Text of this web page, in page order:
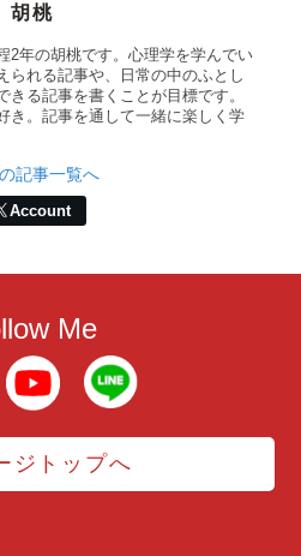
胡桃
2年の胡桃です。心理学を学んでい
られる記事や、日常の中のふとし
る記事を書くことが目標です。
き。記事を通して一緒に楽しく学
記事一覧へ
Account
Me
ジトップへ